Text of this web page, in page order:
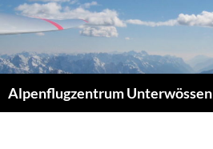
Zum
Inhalt
Alpenflugzentrum Unterwössen